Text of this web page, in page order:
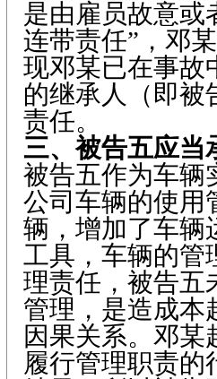
是由雇员故意或
连带责任”，邓
现邓某已在事故
的继承人（即被
责任。
三、被告五应当
被告五作为车辆
公司车辆的使用
辆，增加了车辆
工具，车辆的管
理责任，被告五
管理，是造成本
因果关系。邓
履行管理职责的